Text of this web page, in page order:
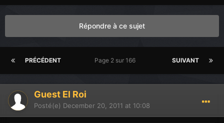
Répondre à ce sujet
PRÉCÉDENT SUIVANT
Page 2 sur 166
Guest El Roi
Posté(e) December 20, 2011 at 10:08